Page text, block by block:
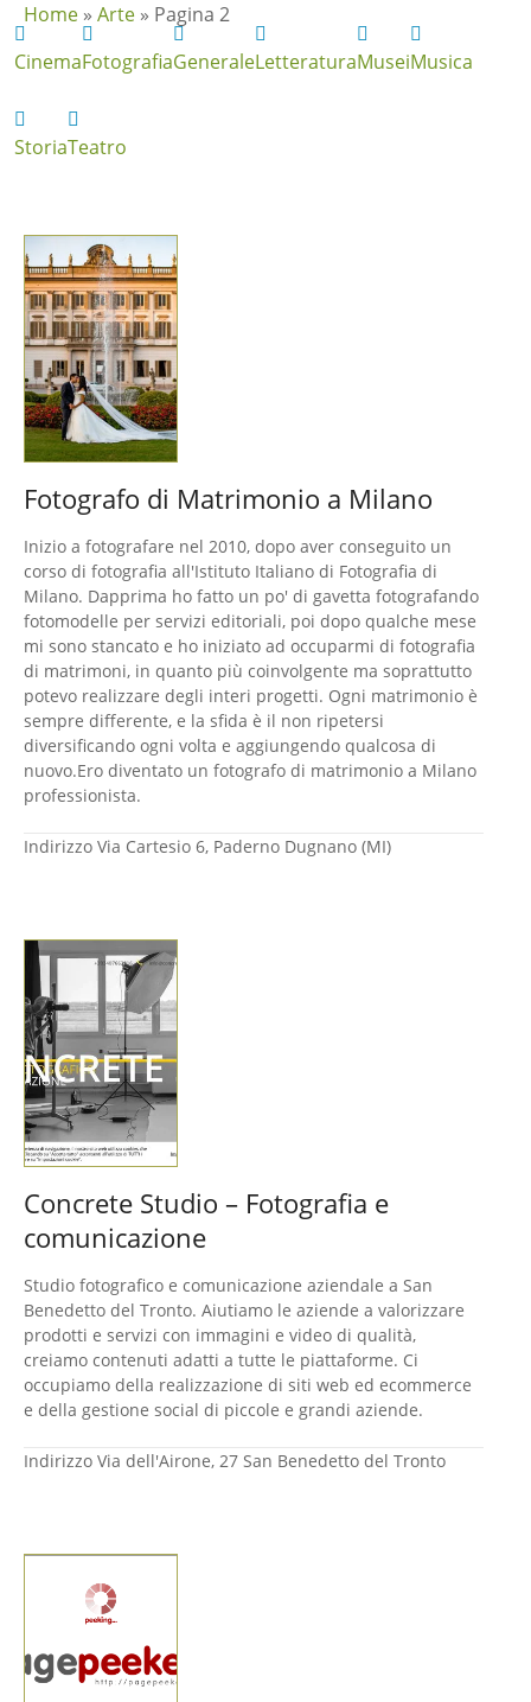
Home » Arte » Pagina 2
CinemaFotografiaGeneraleLetteraturaMuseiMusica
StoriaTeatro
Fotografo di Matrimonio a Milano
Inizio a fotografare nel 2010, dopo aver conseguito un
corso di fotografia all'Istituto Italiano di Fotografia di
Milano. Dapprima ho fatto un po' di gavetta fotografando
fotomodelle per servizi editoriali, poi dopo qualche mese
mi sono stancato e ho iniziato ad occuparmi di fotografia
di matrimoni, in quanto più coinvolgente ma soprattutto
potevo realizzare degli interi progetti. Ogni matrimonio è
sempre differente, e la sfida è il non ripetersi
diversificando ogni volta e aggiungendo qualcosa di
nuovo.Ero diventato un fotografo di matrimonio a Milano
professionista.
Indirizzo Via Cartesio 6, Paderno Dugnano (MI)
Concrete Studio – Fotografia e
comunicazione
Studio fotografico e comunicazione aziendale a San
Benedetto del Tronto. Aiutiamo le aziende a valorizzare
prodotti e servizi con immagini e video di qualità,
creiamo contenuti adatti a tutte le piattaforme. Ci
occupiamo della realizzazione di siti web ed ecommerce
e della gestione social di piccole e grandi aziende.
Indirizzo Via dell'Airone, 27 San Benedetto del Tronto